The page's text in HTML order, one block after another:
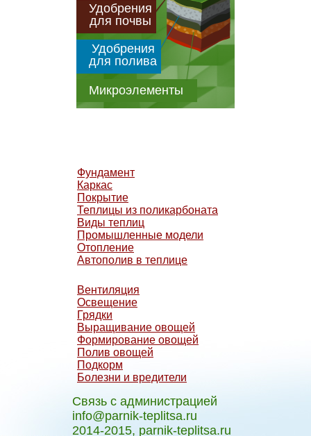
Удобрения
для почвы
Удобрения
для полива
Микроэлементы
Фундамент
Каркас
Покрытие
Теплицы из поликарбоната
Виды теплиц
Промышленные модели
Отопление
Автополив в теплице
Вентиляция
Освещение
Грядки
Выращивание овощей
Формирование овощей
Полив овощей
Подкорм
Болезни и вредители
Связь с администрацией
info@parnik-teplitsa.ru
2014-2015, parnik-teplitsa.ru